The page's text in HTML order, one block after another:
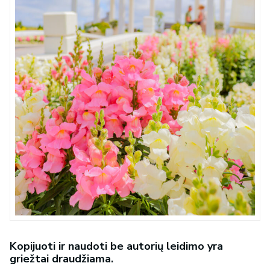
Kopijuoti ir naudoti be autorių leidimo yra
griežtai draudžiama.